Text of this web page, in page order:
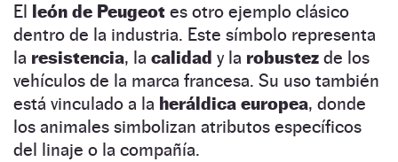
El león de Peugeot es otro ejemplo clásico
dentro de la industria. Este símbolo representa
la resistencia, la calidad y la robustez de los
vehículos de la marca francesa. Su uso también
está vinculado a la heráldica europea, donde
los animales simbolizan atributos específicos
del linaje o la compañía.